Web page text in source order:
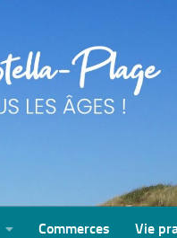
Commerces Vie